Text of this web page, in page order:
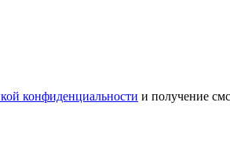
конфиденциальности и получение